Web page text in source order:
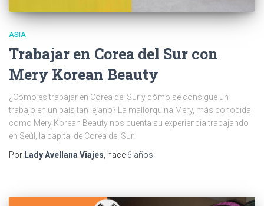
ASIA
Trabajar en Corea del Sur con
Mery Korean Beauty
¿Cómo es trabajar en Corea del Sur y cómo se consigue un
trabajo en un país tan lejano? La mallorquina Mery, más conocida
como Mery Korean Beauty nos cuenta su experiencia trabajando
en Seúl, la capital de Corea del Sur.
Por Lady Avellana Viajes, hace 6 años